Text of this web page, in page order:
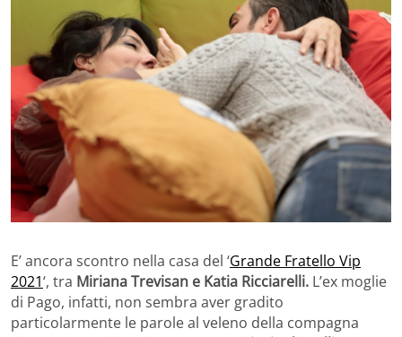
E’ ancora scontro nella casa del ‘Grande Fratello Vip
2021‘, tra Miriana Trevisan e Katia Ricciarelli. L’ex moglie
di Pago, infatti, non sembra aver gradito
particolarmente le parole al veleno della compagna